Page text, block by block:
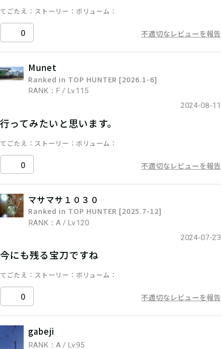
てごたえ ストーリー ボリューム
0 不適切なレビューを報告
Munet
Ranked in TOP HUNTER [2026.1-6]
RANK：F / Lv.115
2024-08-11
行ってみたいと思います。
てごたえ ストーリー ボリューム
0 不適切なレビューを報告
マサマサ１０３０
Ranked in TOP HUNTER [2025.7-12]
RANK：A / Lv.120
2024-07-23
今にも残る宝刀ですね
てごたえ ストーリー ボリューム
0 不適切なレビューを報告
gabeji
RANK：A / Lv.95